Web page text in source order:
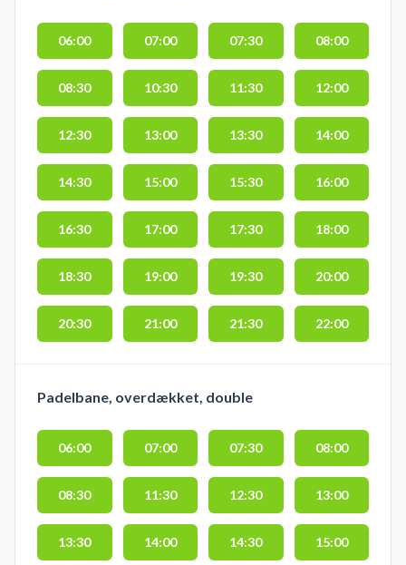
06:00 07:00 07:30 08:00
08:30 10:30 11:30 12:00
12:30 13:00 13:30 14:00
14:30 15:00 15:30 16:00
16:30 17:00 17:30 18:00
18:30 19:00 19:30 20:00
20:30 21:00 21:30 22:00
Padelbane, overdækket, double
06:00 07:00 07:30 08:00
08:30 11:30 12:30 13:00
13:30 14:00 14:30 15:00